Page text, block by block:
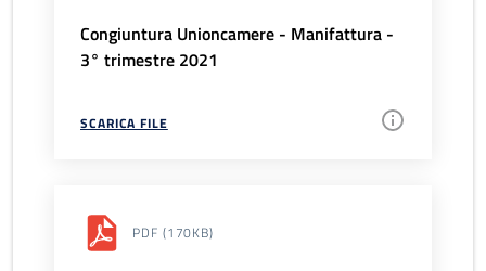
Congiuntura Unioncamere - Manifattura -
3° trimestre 2021
SCARICA FILE
PDF (170KB)